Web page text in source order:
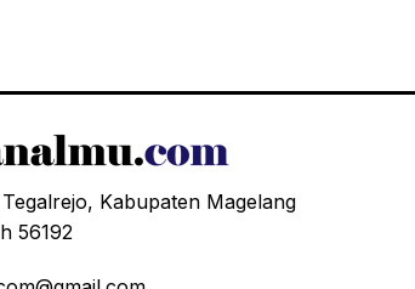
Kabupaten Magelang
56192